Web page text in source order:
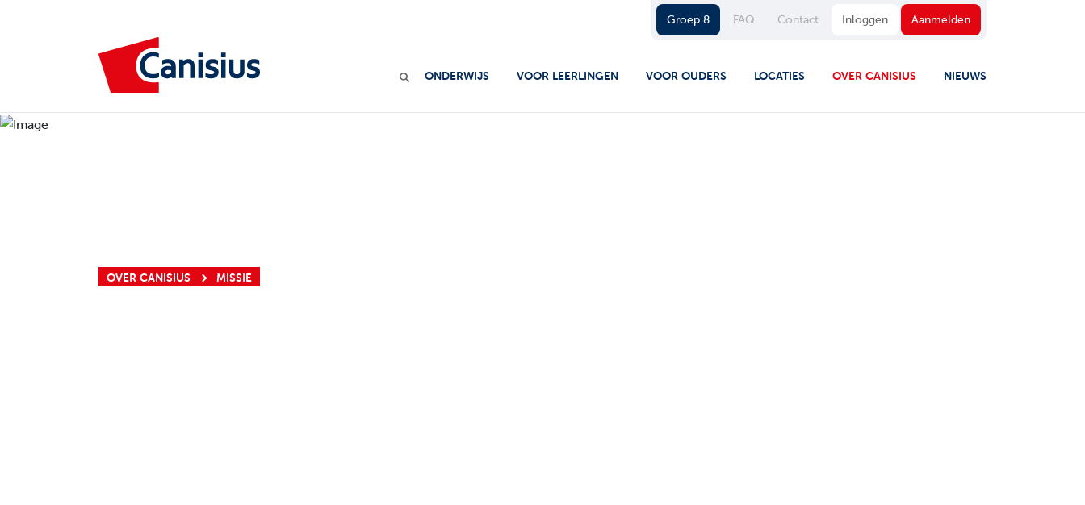
Groep 8 FAQ Contact Inloggen Aanmelden
ONDERWIJS VOOR LEERLINGEN VOOR OUDERS LOCATIES OVER CANISIUS NIEUWS
OVER CANISIUS MISSIE